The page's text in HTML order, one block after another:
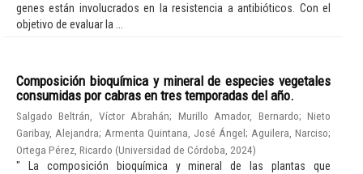
genes están involucrados en la resistencia a antibióticos. Con el
objetivo de evaluar la ...
Composición bioquímica y mineral de especies vegetales
consumidas por cabras en tres temporadas del año.
Salgado Beltrán, Víctor Abrahán; Murillo Amador, Bernardo;Nieto
Garibay, Alejandra; Armenta Quintana, José Ángel; Aguilera, Narciso;
Ortega Pérez, Ricardo (Universidad de Córdoba 2024)
" La composición bioquímica y mineral de las plantas que